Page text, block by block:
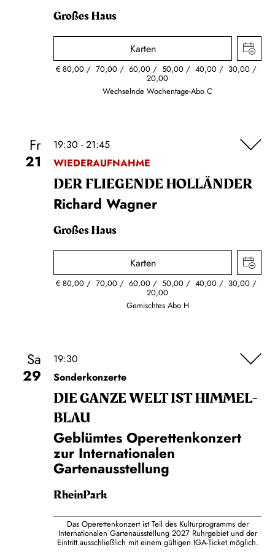
Großes Haus
Karten
€80,00 70,00 60,00 50,00 40,00 30,00
20,00
Wechselnde Wochentage-Abo C
Fr
21
19:30 - 21:45
WIEDERAUFNAHME
DER FLIE­GEN­DE HOL­LÄN­DER
Richard Wagner
Großes Haus
Karten
€80,00 70,00 60,00 50,00 40,00 30,00
20,00
Gemischtes Abo H
Sa
29
19:30
Sonderkonzerte
DIE GANZE WELT IST HIMMEL­
BLAU
Geblümtes Operettenkonzert
zur Internationalen
Gartenausstellung
RheinPark
Das Operettenkonzert ist Teil des Kulturprogramms der
Internationalen Gartenausstellung 2027 Ruhrgebiet und der
Eintritt ausschließlich mit einem gültigen IGA-Ticket möglich.